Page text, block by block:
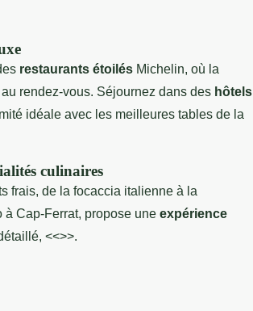
restaurants étoilés Michelin, où la
rendez-vous. Séjournez dans des hôtels
idéale avec les meilleures tables de la
culinaires
frais, de la focaccia italienne à la
Cap-Ferrat, propose une expérience
<<>>.